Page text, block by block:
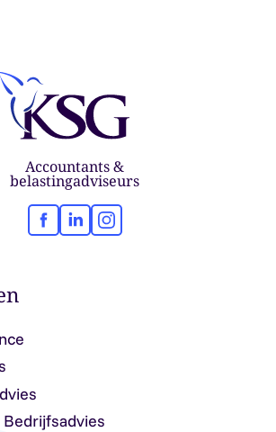
Accountants &
belastingadviseurs
Facebook
LinkedInInstagram